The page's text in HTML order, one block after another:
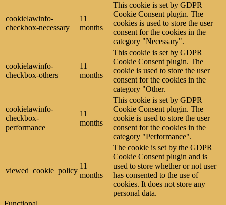
cookielawinfo-
checkbox-necessary
11
months
This cookie is set by GDPR
Cookie Consent plugin. The
cookies is used to store the user
consent for the cookies in the
category "Necessary".
cookielawinfo-
checkbox-others
11
months
This cookie is set by GDPR
Cookie Consent plugin. The
cookie is used to store the user
consent for the cookies in the
category "Other.
cookielawinfo-
checkbox-
performance
11
months
This cookie is set by GDPR
Cookie Consent plugin. The
cookie is used to store the user
consent for the cookies in the
category "Performance".
viewed_cookie_policy
11
months
The cookie is set by the GDPR
Cookie Consent plugin and is
used to store whether or not user
has consented to the use of
cookies. It does not store any
personal data.